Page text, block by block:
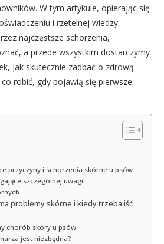
W tym artykule, opierając się
i rzetelnej wiedzy,
najczęstsze schorzenia,
a przede wszystkim dostarczymy
jak skutecznie zadbać o zdrową
robić, gdy pojawią się pierwsze
przyczyny i schorzenia skórne u psów
szczególnej uwagi
problemy skórne i kiedy trzeba iść
chorób skóry u psów
jest niezbędna?